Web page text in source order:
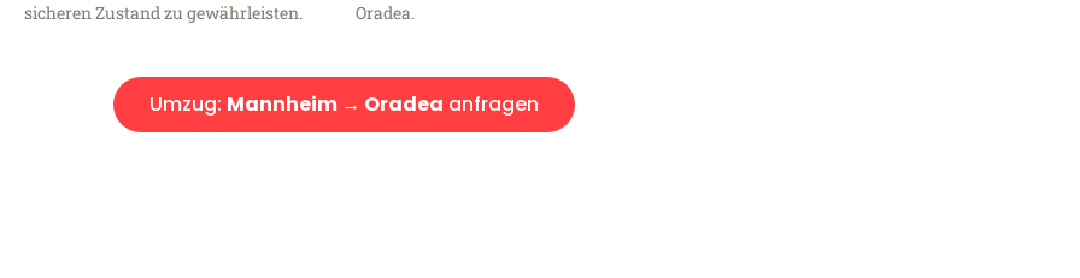
sicheren Zustand zu gewährleisten.
Oradea.
Umzug: Mannheim → Oradea anfragen